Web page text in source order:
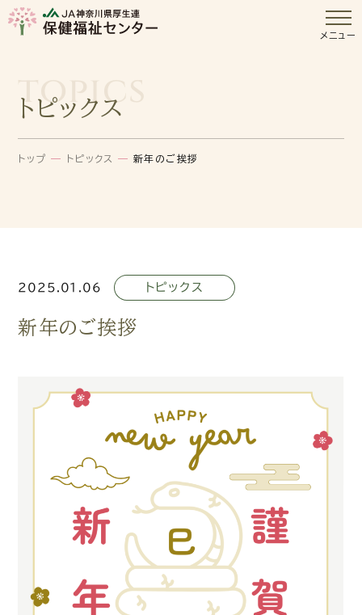
メニュー
topics
トピックス
トップ — トピックス — 新年のご挨拶
2025.01.06 トピックス
新年のご挨拶